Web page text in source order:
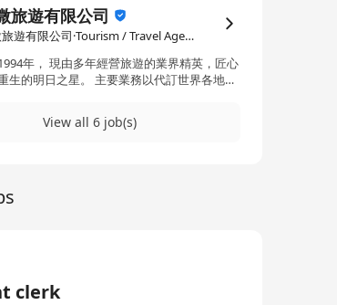
旅遊有限公司
旅微旅遊有限公司·Tourism / Travel Agency
遊的業界精英，匠心
。 主要業務以代訂世界各地自
的旅遊新視野，發掘更多有趣新穎的旅遊新
View all 6 job(s)
clerk